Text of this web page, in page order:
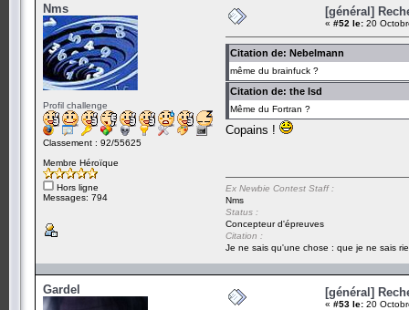
Nms
Profil challenge
Classement : 92/55625
Membre Héroïque
Hors ligne
Messages: 794
[général]
« #52 le: 20
Citation de: Nebelmann
même du brainfuck ?
Citation de: the lsd
Même du Fortran ?
Copains !
Ex Newbie Contest Staff :
Nms
Status :
Concepteur d'épreuves
Citation :
Je ne sais qu'une chose : que je ne sais
Gardel [général]
« #53 le: 20